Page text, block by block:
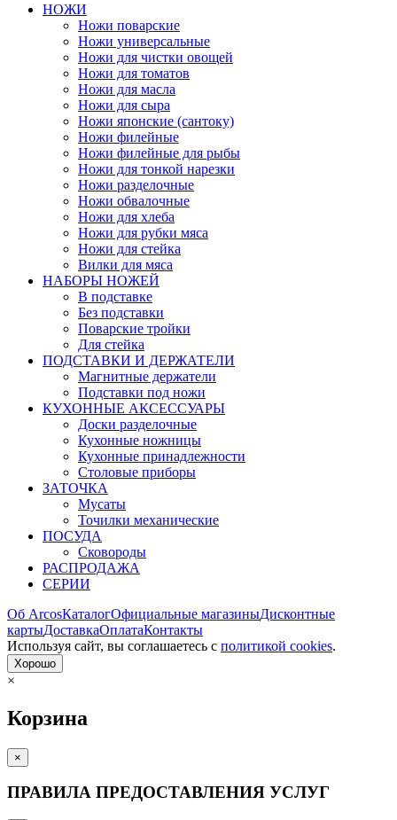
НОЖИ
Ножи поварские
Ножи универсальные
Ножи для чистки овощей
Ножи для томатов
Ножи для масла
Ножи для сыра
Ножи японские (сантоку)
Ножи филейные
Ножи филейные для рыбы
Ножи для тонкой нарезки
Ножи разделочные
Ножи обвалочные
Ножи для хлеба
Ножи для рубки мяса
Ножи для стейка
Вилки для мяса
НАБОРЫ НОЖЕЙ
В подставке
Без подставки
Поварские тройки
Для стейка
ПОДСТАВКИ И ДЕРЖАТЕЛИ
Магнитные держатели
Подставки под ножи
КУХОННЫЕ АКСЕССУАРЫ
Доски разделочные
Кухонные ножницы
Кухонные принадлежности
Столовые приборы
ЗАТОЧКА
Мусаты
Точилки механические
ПОСУДА
Сковороды
РАСПРОДАЖА
СЕРИИ
Об ArcosКаталогОфициальные магазиныДисконтные
картыДоставкаОплатаКонтакты
Используя сайт, вы согла­шаетесь с политикой cookies.
Хорошо
×
Корзина
×
ПРАВИЛА ПРЕДОСТАВЛЕНИЯ УСЛУГ